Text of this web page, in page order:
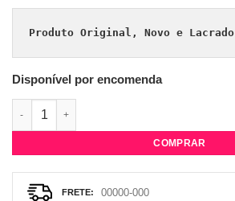
Produto Original, Novo e Lacrado
Disponível por encomenda
Vinil Rosalía - Motomami quantidade
COMPRAR